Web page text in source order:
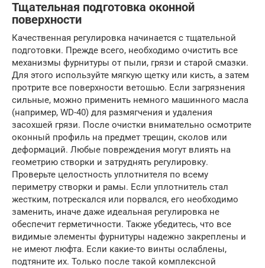
Тщательная подготовка оконной
поверхности
Качественная регулировка начинается с тщательной
подготовки. Прежде всего, необходимо очистить все
механизмы фурнитуры от пыли, грязи и старой смазки.
Для этого используйте мягкую щетку или кисть, а затем
протрите все поверхности ветошью. Если загрязнения
сильные, можно применить немного машинного масла
(например, WD-40) для размягчения и удаления
засохшей грязи. После очистки внимательно осмотрите
оконный профиль на предмет трещин, сколов или
деформаций. Любые повреждения могут влиять на
геометрию створки и затруднять регулировку.
Проверьте целостность уплотнителя по всему
периметру створки и рамы. Если уплотнитель стал
жестким, потрескался или порвался, его необходимо
заменить, иначе даже идеальная регулировка не
обеспечит герметичности. Также убедитесь, что все
видимые элементы фурнитуры надежно закреплены и
не имеют люфта. Если какие-то винты ослаблены,
подтяните их. Только после такой комплексной